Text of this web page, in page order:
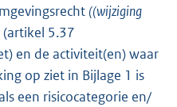
((wijziging
(artikel 5.37
en de activiteit(en) waar
op ziet in Bijlage 1 is
een risicocategorie en/